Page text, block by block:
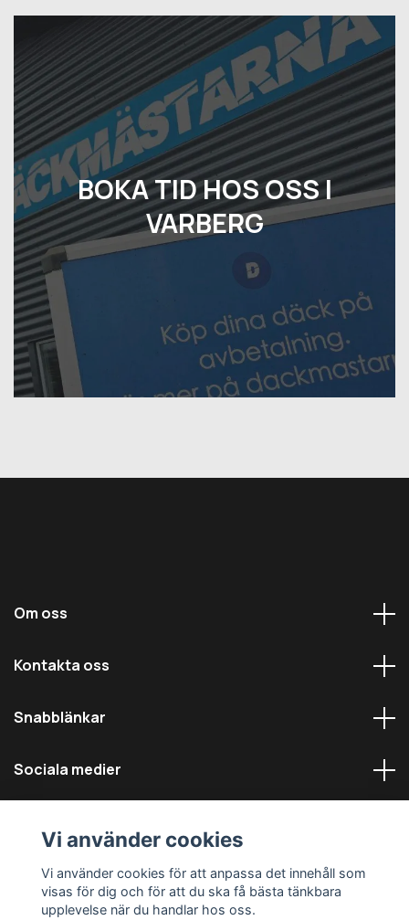
BOKA TID HOS OSS I
VARBERG
Om oss
Kontakta oss
Snabblänkar
Sociala medier
© 2026 Däckmästarna - Alla rättigheter reserverade
Vi använder cookies
Vi använder cookies för att anpassa det innehåll som
visas för dig och för att du ska få bästa tänkbara
upplevelse när du handlar hos oss.